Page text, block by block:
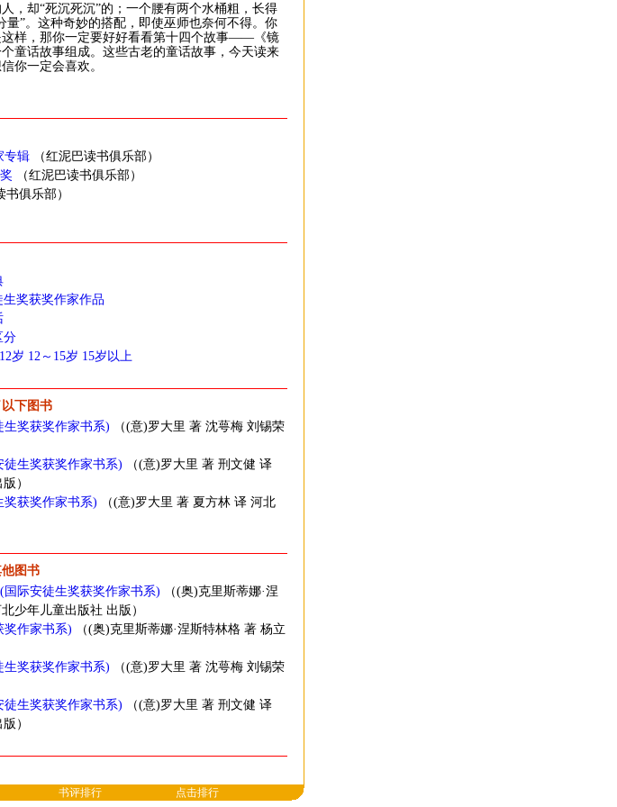
却“死沉死沉”的；一个腰有两个水桶粗，长得
量”。这种奇妙的搭配，即使巫师也奈何不得。你
这样，那你一定要好好看看第十四个故事——《镜
童话故事组成。这些古老的童话故事，今天读来
你一定会喜欢。
专辑 （红泥巴读书俱乐部）
（红泥巴读书俱乐部）
书俱乐部）
生奖获奖作家作品
分
岁 12～15岁 15岁以上
下图书
奖获奖作家书系) （(意)罗大里 著 沈萼梅 刘锡荣
生奖获奖作家书系) （(意)罗大里 著 刑文健 译
）
获奖作家书系) （(意)罗大里 著 夏方林 译 河北
图书
际安徒生奖获奖作家书系) （(奥)克里斯蒂娜·涅
少年儿童出版社 出版）
奖作家书系) （(奥)克里斯蒂娜·涅斯特林格 著 杨立
奖获奖作家书系) （(意)罗大里 著 沈萼梅 刘锡荣
生奖获奖作家书系) （(意)罗大里 著 刑文健 译
）
书评排行 点击排行